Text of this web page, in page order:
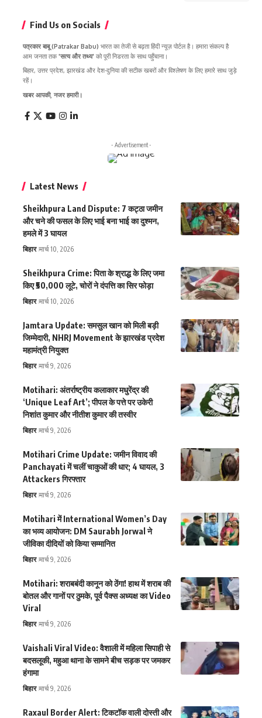
Find Us on Socials
पत्रकार बाबू (Patrakar Babu) भारत का तेजी से बढ़ता हिंदी न्यूज़ पोर्टल है। हमारा संकल्प है
आम जनता तक'सत्य और तथ्य' को पूरी निडरता के साथ पहुँचाना।
बिहार, उत्तर प्रदेश, झारखंड और देश-दुनिया की सटीक खबरों और विश्लेषण के लिए हमारे साथ जुड़े
रहें।
खबर आपकी, नजर हमारी।
- Advertisement -
Latest News
Sheikhpura Land Dispute: 7 कट्ठा जमीन
और चने की फसल के लिए भाई बना भाई का दुश्मन,
हमले में 3 घायल
बिहार मार्च 10, 2026
Sheikhpura Crime: पिता के श्राद्ध के लिए जमा
किए ₹50,000 लूटे, चोरों ने दंपत्ति का सिर फोड़ा
बिहार मार्च 10, 2026
Jamtara Update: समसुल खान को मिली बड़ी
जिम्मेदारी, NHRJ Movement के झारखंड प्रदेश
महामंत्री नियुक्त
बिहार मार्च 9, 2026
Motihari: अंतर्राष्ट्रीय कलाकार मधुरेंद्र की
‘Unique Leaf Art’; पीपल के पत्ते पर उकेरी
निशांत कुमार और नीतीश कुमार की तस्वीर
बिहार मार्च 9, 2026
Motihari Crime Update: जमीन विवाद की
Panchayati में चलीं चाकुओं की धार; 4 घायल, 3
Attackers गिरफ्तार
बिहार मार्च 9, 2026
Motihari में International Women’s Day
का भव्य आयोजन: DM Saurabh Jorwal ने
जीविका दीदियों को किया सम्मानित
बिहार मार्च 9, 2026
Motihari: शराबबंदी कानून को ठेंगा! हाथ में शराब की
बोतल और गानों पर ठुमके, पूर्व पैक्स अध्यक्ष का Video
Viral
बिहार मार्च 9, 2026
Vaishali Viral Video: वैशाली में महिला सिपाही से
बदसलूकी, महुआ थाना के सामने बीच सड़क पर जमकर
हंगामा
बिहार मार्च 9, 2026
Raxaul Border Alert: टिकटॉक वाली दोस्ती और